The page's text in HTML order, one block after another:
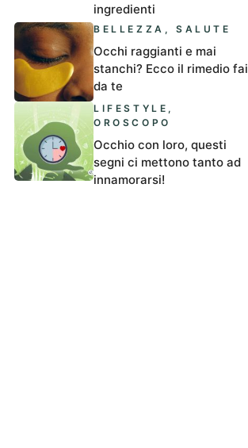
ingredienti
BELLEZZA ,SALUTE
Occhi raggianti e mai
stanchi? Ecco il rimedio fai
da te
LIFESTYLE ,
OROSCOPO
Occhio con loro, questi
segni ci mettono tanto ad
innamorarsi!